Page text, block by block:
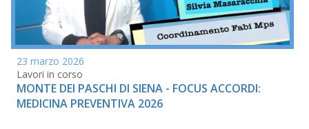
23 marzo 2026
Lavori in corso
MONTE DEI PASCHI DI SIENA - FOCUS ACCORDI:
MEDICINA PREVENTIVA 2026